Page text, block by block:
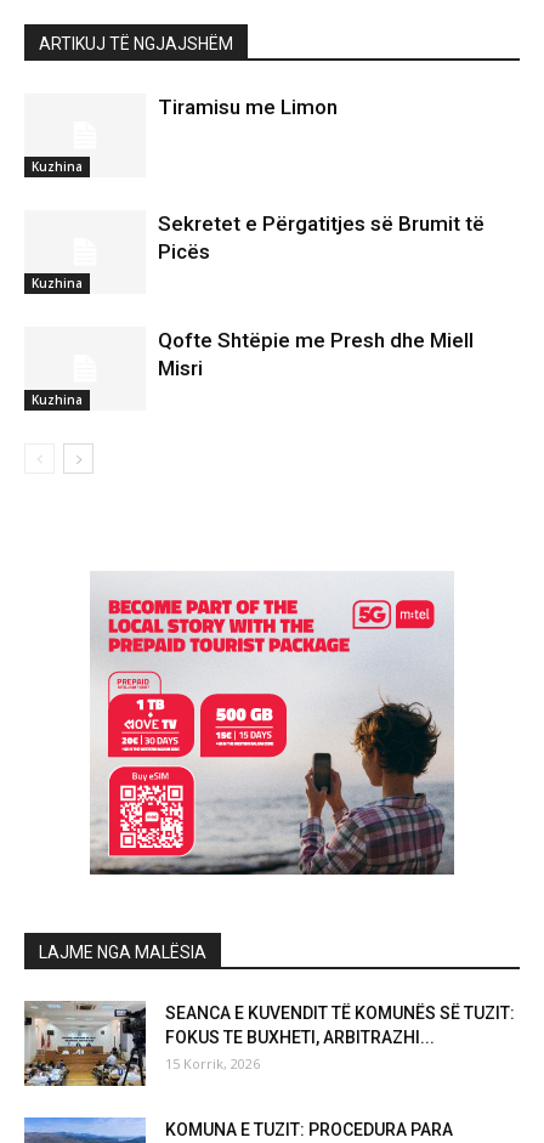
ARTIKUJ TË NGJAJSHËM
Kuzhina
Tiramisu me Limon
Kuzhina
Sekretet e Përgatitjes së Brumit të
Picës
Kuzhina
Qofte Shtëpie me Presh dhe Miell
Misri
LAJME NGA MALËSIA
SEANCA E KUVENDIT TË KOMUNËS SË TUZIT:
FOKUS TE BUXHETI, ARBITRAZHI...
15 Korrik, 2026
KOMUNA E TUZIT: PROCEDURA PARA